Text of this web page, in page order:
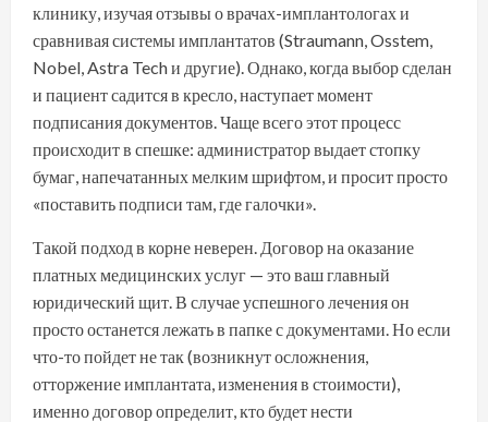
клинику, изучая отзывы о врачах-имплантологах и
сравнивая системы имплантатов (Straumann, Osstem,
Nobel, Astra Tech и другие). Однако, когда выбор сделан
и пациент садится в кресло, наступает момент
подписания документов. Чаще всего этот процесс
происходит в спешке: администратор выдает стопку
бумаг, напечатанных мелким шрифтом, и просит просто
«поставить подписи там, где галочки».
Такой подход в корне неверен. Договор на оказание
платных медицинских услуг — это ваш главный
юридический щит. В случае успешного лечения он
просто останется лежать в папке с документами. Но если
что-то пойдет не так (возникнут осложнения,
отторжение имплантата, изменения в стоимости),
именно договор определит, кто будет нести